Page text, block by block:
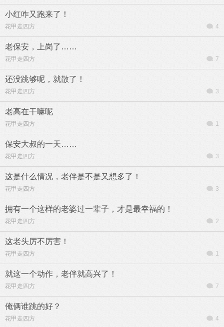
小红咋又跑来了！
花甲走四方 4
老保安，上岗了……
花甲走四方 7
还没跳够呢，就散了！
花甲走四方 3
老高在干嘛呢
花甲走四方 1
保安大叔的一天……
花甲走四方 3
这是什么情况，老伴是不是又想多了！
花甲走四方 3
拥有一个这样的老婆过一辈子，才是最幸福的！
花甲走四方 2
这老头厉不厉害！
花甲走四方 1
就这一个动作，老伴就高兴了！
花甲走四方 7
俺俩谁跳的好？
花甲走四方 4